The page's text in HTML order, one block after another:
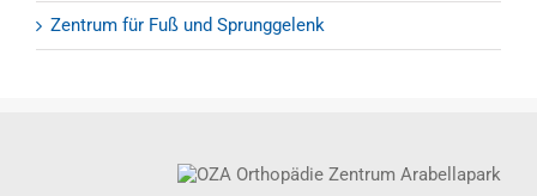
Zentrum für Fuß und Sprunggelenk